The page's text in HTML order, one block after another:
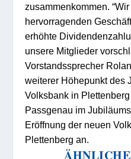
zusammenkommen.
hervorragenden
erhöhte
unsere Mitglieder
Vorstandssprecher
weiterer Höhepunkt des
Volksbank in
Passgenau im
Eröffnung der neuen
Plettenberg an.